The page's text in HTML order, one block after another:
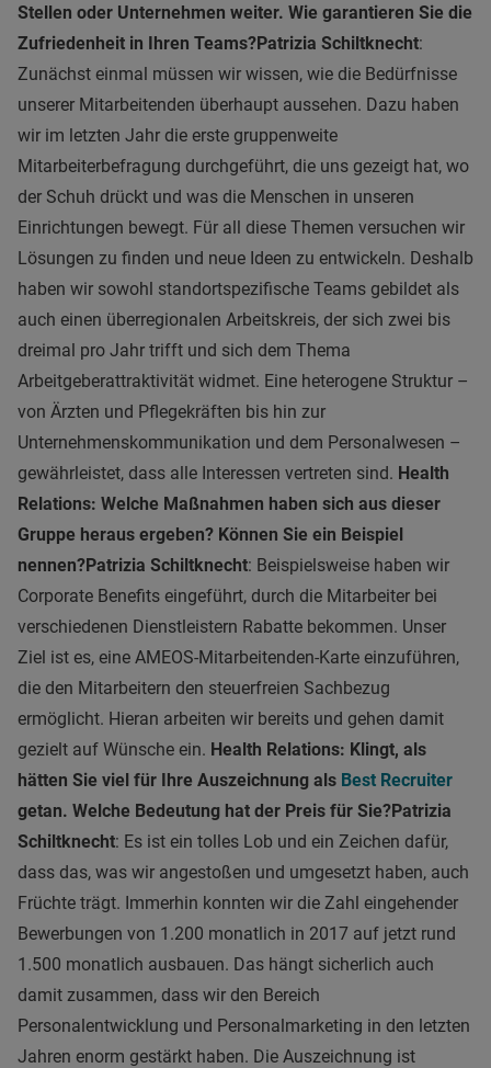
Stellen oder Unternehmen weiter. Wie garantieren Sie die
Zufriedenheit in Ihren Teams?Patrizia Schiltknecht:
Zunächst einmal müssen wir wissen, wie die Bedürfnisse
unserer Mitarbeitenden überhaupt aussehen. Dazu haben
wir im letzten Jahr die erste gruppenweite
Mitarbeiterbefragung durchgeführt, die uns gezeigt hat, wo
der Schuh drückt und was die Menschen in unseren
Einrichtungen bewegt. Für all diese Themen versuchen wir
Lösungen zu finden und neue Ideen zu entwickeln. Deshalb
haben wir sowohl standortspezifische Teams gebildet als
auch einen überregionalen Arbeitskreis, der sich zwei bis
dreimal pro Jahr trifft und sich dem Thema
Arbeitgeberattraktivität widmet. Eine heterogene Struktur –
von Ärzten und Pflegekräften bis hin zur
Unternehmenskommunikation und dem Personalwesen –
gewährleistet, dass alle Interessen vertreten sind. Health
Relations: Welche Maßnahmen haben sich aus dieser
Gruppe heraus ergeben? Können Sie ein Beispiel
nennen?Patrizia Schiltknecht: Beispielsweise haben wir
Corporate Benefits eingeführt, durch die Mitarbeiter bei
verschiedenen Dienstleistern Rabatte bekommen. Unser
Ziel ist es, eine AMEOS-Mitarbeitenden-Karte einzuführen,
die den Mitarbeitern den steuerfreien Sachbezug
ermöglicht. Hieran arbeiten wir bereits und gehen damit
gezielt auf Wünsche ein. Health Relations: Klingt, als
hätten Sie viel für Ihre Auszeichnung als Best Recruiter
getan. Welche Bedeutung hat der Preis für Sie?Patrizia
Schiltknecht: Es ist ein tolles Lob und ein Zeichen dafür,
dass das, was wir angestoßen und umgesetzt haben, auch
Früchte trägt. Immerhin konnten wir die Zahl eingehender
Bewerbungen von 1.200 monatlich in 2017 auf jetzt rund
1.500 monatlich ausbauen. Das hängt sicherlich auch
damit zusammen, dass wir den Bereich
Personalentwicklung und Personalmarketing in den letzten
Jahren enorm gestärkt haben. Die Auszeichnung ist